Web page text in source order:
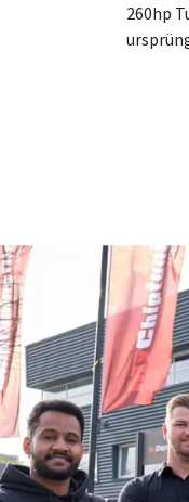
260hp